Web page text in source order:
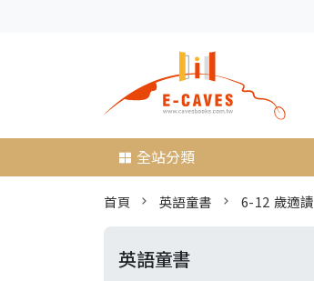
全站分類
首頁 英語童書 6-12 歲適讀
英語童書